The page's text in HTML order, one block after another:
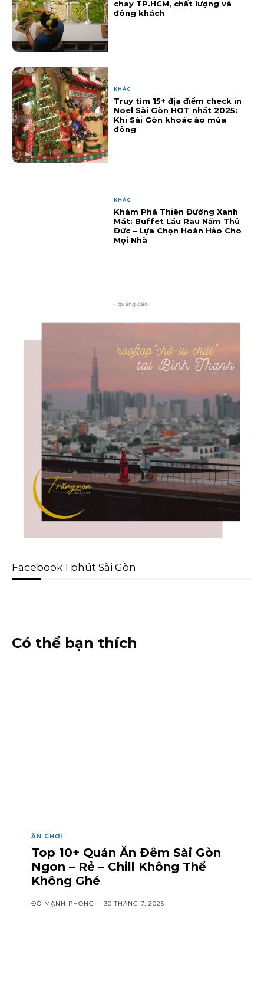
chay TP.HCM, chất lượng và
đông khách
KHÁC
Truy tìm 15+ địa điểm check in
Noel Sài Gòn HOT nhất 2025:
Khi Sài Gòn khoác áo mùa
đông
KHÁC
Khám Phá Thiên Đường Xanh
Mát: Buffet Lẩu Rau Nấm Thủ
Đức – Lựa Chọn Hoàn Hảo Cho
Mọi Nhà
- quảng cáo-
Facebook 1 phút Sài Gòn
Có thể bạn thích
ĂN CHƠI
Top 10+ Quán Ăn Đêm Sài Gòn
Ngon – Rẻ – Chill Không Thể
Không Ghé
ĐỖ MẠNH PHONG - 30 THÁNG 7, 2025